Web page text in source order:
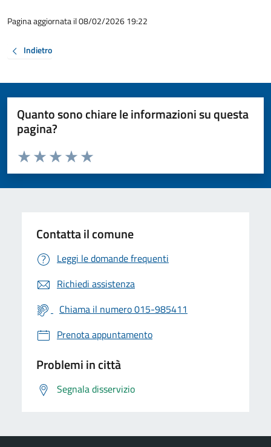
Pagina aggiornata il 08/02/2026 19:22
Indietro
Quanto sono chiare le informazioni su questa
pagina?
Valuta da 1 a 5 stelle la pagina
Valuta 5 stelle su 5
Valuta 4 stelle su 5
Valuta 3 stelle su 5
Valuta 2 stelle su 5
Valuta 1 stelle su 5
Contatta il comune
Leggi le domande frequenti
Richiedi assistenza
Chiama il numero 015-985411
Prenota appuntamento
Problemi in città
Segnala disservizio